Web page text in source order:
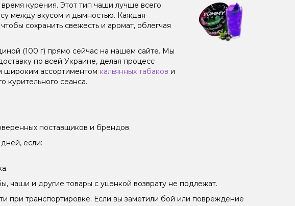
курения. Этот тип чаши лучше всего
между вкусом и дымностью. Каждая
сохранить свежесть и аромат, облегчая
(100 г) прямо сейчас на нашем сайте. Мы
по всей Украине, делая процесс
широким ассортиментом кальянных табаков и
курительного сеанса.
поставщиков и брендов.
если:
чаши и другие товары с уценкой возврату не подлежат.
при транспортировке. Если вы заметили бой или повреждение